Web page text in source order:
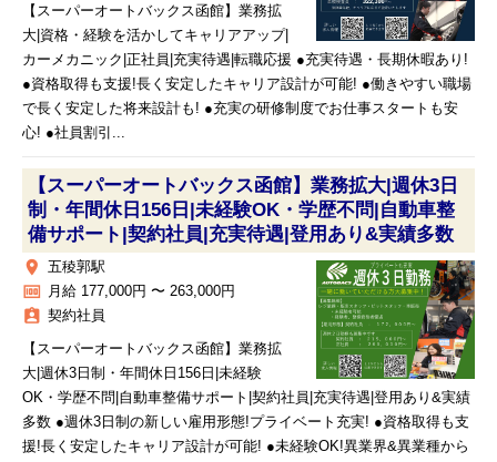
【スーパーオートバックス函館】業務拡
大|資格・経験を活かしてキャリアアップ|
カーメカニック|正社員|充実待遇|転職応援 ●充実待遇・長期休暇あり!
●資格取得も支援!長く安定したキャリア設計が可能! ●働きやすい職場
で長く安定した将来設計も! ●充実の研修制度でお仕事スタートも安
心! ●社員割引...
【スーパーオートバックス函館】業務拡大|週休3日
制・年間休日156日|未経験OK・学歴不問|自動車整
備サポート|契約社員|充実待遇|登用あり&実績多数
place 五稜郭駅
money 月給 177,000円 〜 263,000円
assignment_ind 契約社員
【スーパーオートバックス函館】業務拡
大|週休3日制・年間休日156日|未経験
OK・学歴不問|自動車整備サポート|契約社員|充実待遇|登用あり&実績
多数 ●週休3日制の新しい雇用形態!プライベート充実! ●資格取得も支
援!長く安定したキャリア設計が可能! ●未経験OK!異業界&異業種から